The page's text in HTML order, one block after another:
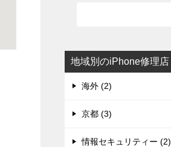
地域別のiPhone修理店
海外 (2)
京都 (3)
情報セキュリティー (2)